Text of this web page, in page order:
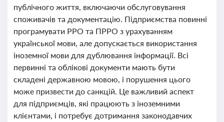
публічного життя, включаючи обслуговування
споживачів та документацію. Підприємства повинні
програмувати РРО та ПРРО з урахуванням
української мови, але допускається використання
іноземної мови для дублювання інформації. Всі
первинні та облікові документи мають бути
складені державною мовою, і порушення цього
може призвести до санкцій. Це важливий аспект
для підприємців, які працюють з іноземними
клієнтами, і потребує дотримання законодавчих